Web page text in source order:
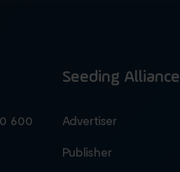
600
Seeding Alliance
Advertiser
Publisher